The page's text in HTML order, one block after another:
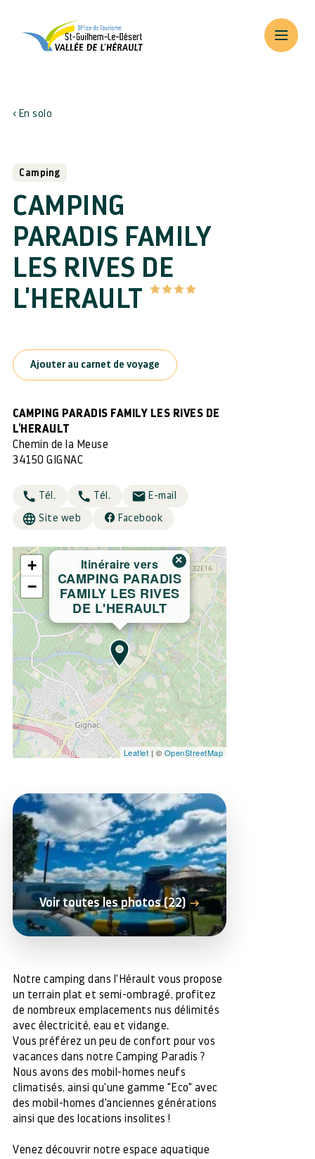
En solo
Camping
CAMPING
PARADIS FAMILY
LES RIVES DE
L'HERAULT
Ajouter au carnet de voyage
CAMPING PARADIS FAMILY LES RIVES DE
L'HERAULT
Chemin de la Meuse
34150 GIGNAC
Tél. Tél. E-mail
Site web Facebook
Itinéraire vers
CAMPING PARADIS
FAMILY LES RIVES
DE L'HERAULT
×
+
−
Leaflet | © OpenStreetMap
Voir toutes les photos (22)
Notre camping dans l'Hérault vous propose
un terrain plat et semi-ombragé, profitez
de nombreux emplacements nus délimités
avec électricité, eau et vidange.
Vous préférez un peu de confort pour vos
vacances dans notre Camping Paradis ?
Nous avons des mobil-homes neufs
climatisés, ainsi qu'une gamme "Eco" avec
des mobil-homes d'anciennes générations
ainsi que des locations insolites !
Venez découvrir notre espace aquatique